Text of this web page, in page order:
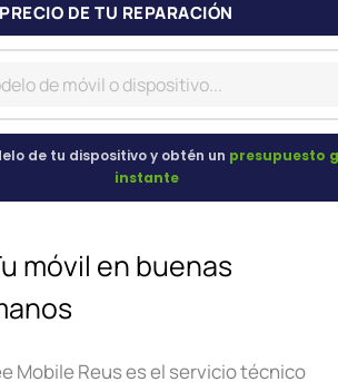
DE TU REPARACIÓN
de tu dispositivo y obtén un presupuesto
instante
móvil en buenas
Mobile Reus es el servicio técnico